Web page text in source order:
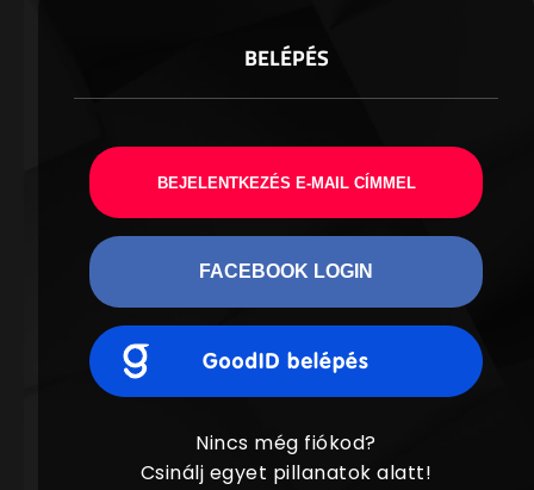
BELÉPÉS
BEJELENTKEZÉS E-MAIL CÍMMEL
FACEBOOK LOGIN
Nincs még fiókod?
Csinálj egyet pillanatok alatt!